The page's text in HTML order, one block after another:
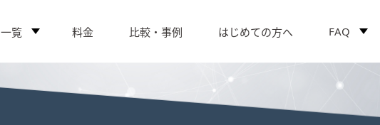
覧 料金 比較・事例 はじめての方へ FAQ